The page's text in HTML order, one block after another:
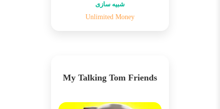
شبیه سازی
Unlimited Money
My Talking Tom Friends